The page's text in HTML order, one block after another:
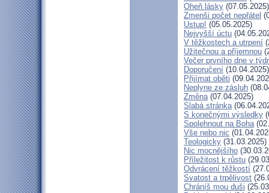
Oheň lásky (07.05.2025)
Zmenši počet nepřátel
Ustup! (05.05.2025)
Nejvyšší úctu
V těžkostech a utrpení
Užitečnou a příjemnou
Večer prvního dne v
Doporučení (10.04.2025)
Přijímat oběti
Neplyne ze zásluh
Změna(07.04.2025)
Slabá stránka
S konečnými výsledky
Spolehnout na Boha
Vše nebo nic
Teologicky (31.03.2025)
Nic mocnějšího
Příležitost k růstu
Odvrácení těžkostí
Svatost a trpělivost
Chráníš mou duši